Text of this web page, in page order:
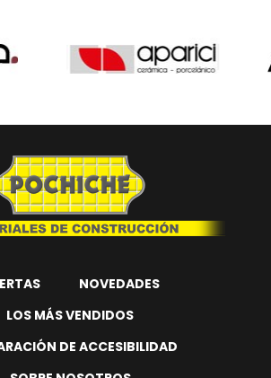
NOVEDADES
LOS MÁS VENDIDOS
DE ACCESIBILIDAD